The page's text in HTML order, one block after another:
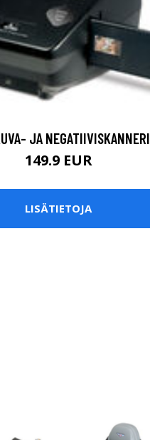
JA NEGATIIVISKANNERI
149.9 EUR
LISÄTIETOJA